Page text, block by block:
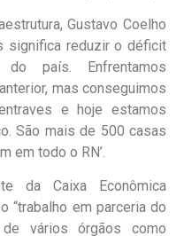
Gustavo Coelho
significa reduzir o déficit
país. Enfrentamos
mas conseguimos
e hoje estamos
São mais de 500 casas
em todo o RN’.
da Caixa Econômica
“trabalho em parceria do
vários órgãos como